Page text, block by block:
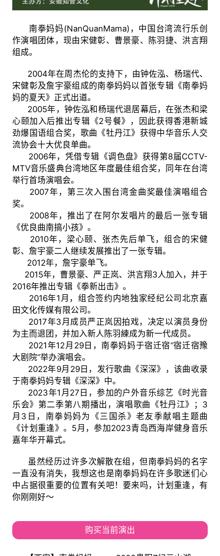
南拳妈妈(NanQuanMama)，中国台湾流行乐创
作演唱团体，现由宋健彰、曹景豪、陈羽捷、洪言翔
组成。
2004年在周杰伦的支持下，由钟佐泓、杨瑞代、
宋健彰及詹宇豪组成的南拳妈妈以首张专辑《南拳妈
妈的夏天》正式出道。
2005年，钟佐泓和杨瑞代退居幕后，在张杰和梁
心颐加入后推出专辑《2号餐》，因此获得香港新城
劲爆国语组合奖，歌曲《牡丹江》获得中华音乐人交
流协会十大优良单曲。
2006年，凭借专辑《调色盘》获得第8届CCTV-
MTV音乐盛典台湾地区年度最佳组合奖，同年在台湾
举行首场演唱会。
2007年，第三次入围台湾金曲奖最佳演唱组合
奖。
2008年，推出了在阿尔发唱片的最后一张专辑
《优良曲南搞小孩》。
2010年，梁心颐、张杰先后单飞，组合的宋健
彰、詹宇豪二人继续发展推出了一张专辑。
2012年，詹宇豪单飞。
2015年，曹景豪、严正岚、洪言翔3人加入，并于
2016年推出专辑《拳新出击》。
2016年1月，组合签约内地独家经纪公司北京嘉
田文化传媒有限公司。
2017年3月成员严正岚因拍戏，决定以演员身份
为主而退团，并加入新人陈羽練成为新一代成员。
2021年12月29日，南拳妈妈于宿迁宿“宿迁宿豫
大剧院”举办演唱会。
2022年9月29日，发行歌曲《深深》，该曲收录
于南拳妈妈专辑《深深》中。
2023年1月27日，参加的户外音乐综艺《时光音
乐会》第二季第八期播出，演唱歌曲《牡丹江》；3
月3日，南拳妈妈为《三国杀》老友季献唱主题曲
《计划重逢》。5月，参加2023青岛西海岸健身音乐
嘉年华开幕式。
虽然经历过许多次解散在组，但南拳妈妈的名字
一直没有消失，我想这也是南拳妈妈在许多歌迷们心
中占据很重要的位置有关吧！要来吗，计划重逢，有
你刚刚好～
购买当前演出